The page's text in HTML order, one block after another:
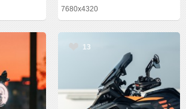
7680x4320
13